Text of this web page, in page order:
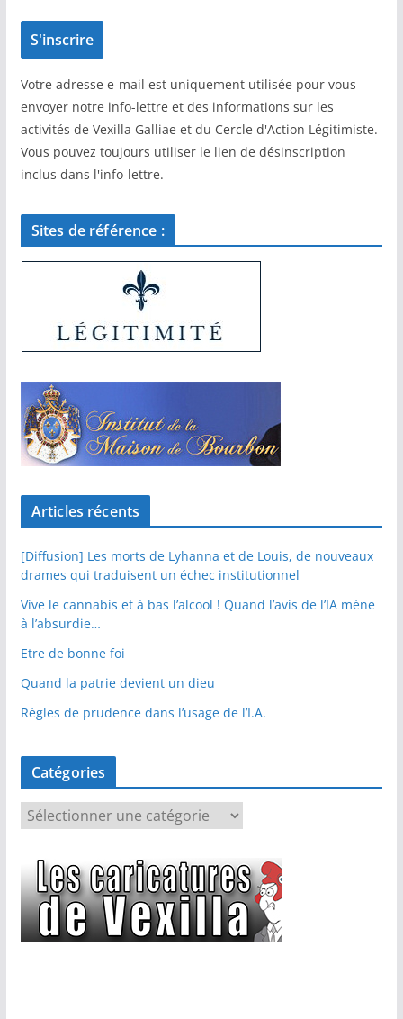
Votre adresse e-mail est uniquement utilisée pour vous
envoyer notre info-lettre et des informations sur les
activités de Vexilla Galliae et du Cercle d'Action Légitimiste.
Vous pouvez toujours utiliser le lien de désinscription
inclus dans l'info-lettre.
Sites de référence :
Articles récents
[Diffusion] Les morts de Lyhanna et de Louis, de nouveaux
drames qui traduisent un échec institutionnel
Vive le cannabis et à bas l’alcool ! Quand l’avis de l’IA mène
à l’absurdie…
Etre de bonne foi
Quand la patrie devient un dieu
Règles de prudence dans l’usage de l’I.A.
Catégories
a
é
g
o
r